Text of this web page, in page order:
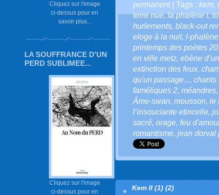
Cliquez sur l'image
ci-dessus pour en
savoir plus...
LA SOUFFRANCE D'UN
PERD SUBLIMEE...
Cliquez sur l'image
ci-dessus pour en
permanent| Tags : kem,
terre nue,la phalène i,
hurlements, black-out
eloge à la nuit, l-
printemps des poètes
en ville metz, ebène
extinction des feux,
qu'un passage..., chants
faméliques 2, méandres
Âme-swan, mousson, le
l’insouciante etincelle,
sacré, orage, feu
romantisme, jean dorval
Kem II (1) (2)